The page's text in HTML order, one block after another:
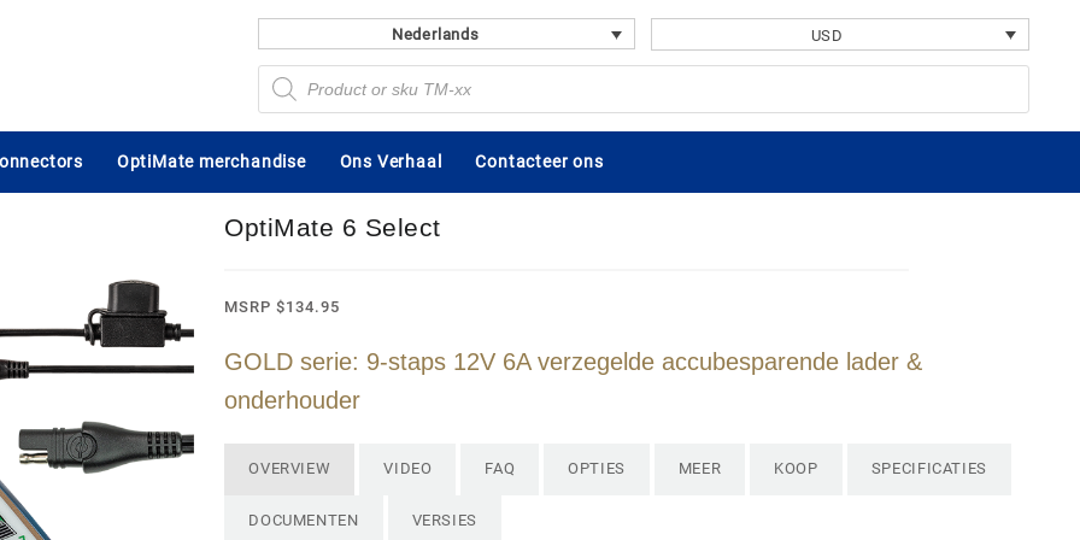
Nederlands USD
Producten
zoeken
OptiMate merchandise Ons Verhaal Contacteer ons
OptiMate 6 Select
MSRP$134.95
GOLD serie: 9-staps 12V 6A verzegelde accubesparende lader &
onderhouder
OVERVIEW VIDEO FAQ OPTIES MEER KOOP SPECIFICATIES
DOCUMENTEN VERSIES